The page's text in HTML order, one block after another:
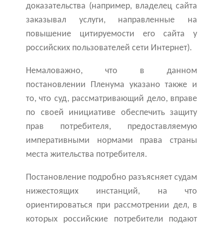
доказательства (например, владелец сайта
заказывал услуги, направленные на
повышение цитируемости его сайта у
российских пользователей сети Интернет).
Немаловажно, что в данном
постановлении Пленума указано также и
то, что суд, рассматривающий дело, вправе
по своей инициативе обеспечить защиту
прав потребителя, предоставляемую
императивными нормами права страны
места жительства потребителя.
Постановление подробно разъясняет судам
нижестоящих инстанций, на что
ориентироваться при рассмотрении дел, в
которых российские потребители подают